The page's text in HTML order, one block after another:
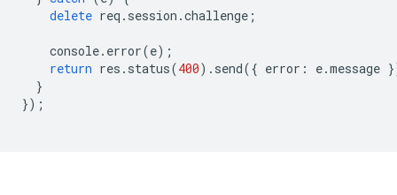
delete req . session .challenge ;
console. error(e);
return res . status(400). send({ error : e.message
}
});